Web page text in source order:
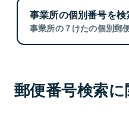
事業所の個別番号を検
事業所の７けたの個別郵
郵便番号検索